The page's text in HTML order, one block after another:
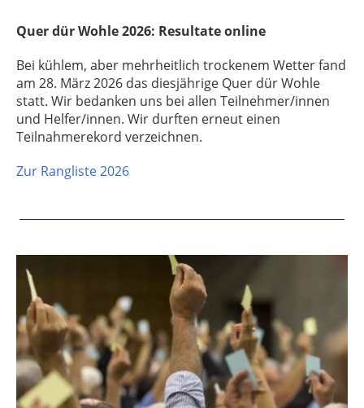
Quer dür Wohle 2026: Resultate online
Bei kühlem, aber mehrheitlich trockenem Wetter fand
am 28. März 2026 das diesjährige Quer dür Wohle
statt. Wir bedanken uns bei allen Teilnehmer/innen
und Helfer/innen. Wir durften erneut einen
Teilnahmerekord verzeichnen.
Zur Rangliste 2026